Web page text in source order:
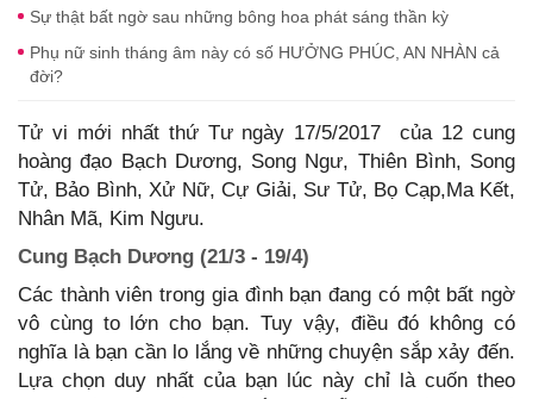
Sự thật bất ngờ sau những bông hoa phát sáng thần kỳ
Phụ nữ sinh tháng âm này có số HƯỞNG PHÚC, AN NHÀN cả
đời?
Tử vi mới nhất thứ Tư ngày 17/5/2017 của 12 cung
hoàng đạo Bạch Dương, Song Ngư, Thiên Bình, Song
Tử, Bảo Bình, Xử Nữ, Cự Giải, Sư Tử, Bọ Cạp,Ma Kết,
Nhân Mã, Kim Ngưu.
Cung Bạch Dương (21/3 - 19/4)
Các thành viên trong gia đình bạn đang có một bất ngờ
vô cùng to lớn cho bạn. Tuy vậy, điều đó không có
nghĩa là bạn cần lo lắng về những chuyện sắp xảy đến.
Lựa chọn duy nhất của bạn lúc này chỉ là cuốn theo